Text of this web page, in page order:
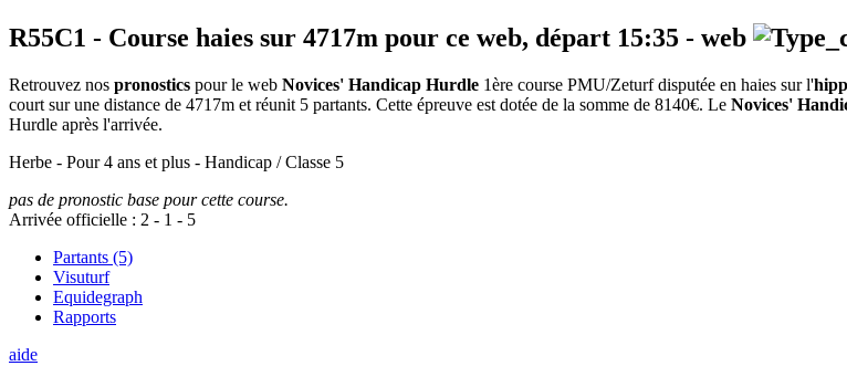
R55C1 - Course haies sur 4717m pour ce web, départ 15:35 - web
Retrouvez nos pronostics pour le web Novices' Handicap Hurdle 1ère course PMU/Zeturf disputée en haies sur l'
court sur une distance de 4717m et réunit 5 partants. Cette épreuve est dotée de la somme de 8140€. Le Novices'
Hurdle après l'arrivée.
Herbe - Pour 4 ans et plus - Handicap / Classe 5
pas de pronostic base pour cette course.
Arrivée officielle : 2 - 1 - 5
Partants (5)
Visuturf
Equidegraph
Rapports
aide